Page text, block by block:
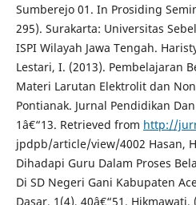
Sumberejo 01. In Prosiding
295). Surakarta: Universitas
ISPI Wilayah Jawa Tengah.
Lestari, I. (2013). Pembelajaran
Materi Larutan Elektrolit dan
Pontianak. Jurnal Pendidikan
1â€“13. Retrieved from http://
jpdpb/article/view/4002 Hasan,
Dihadapi Guru Dalam Proses
Di SD Negeri Gani Kabupaten
Dasar, 1(4), 40â€“51.